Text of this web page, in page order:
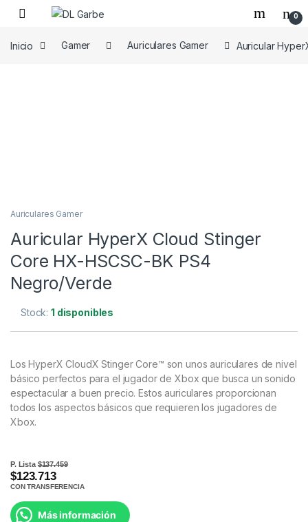
0
Inicio Gamer Auriculares Gamer Auricular
Auriculares Gamer
Auricular HyperX Cloud Stinger
Core HX-HSCSC-BK PS4
Negro/Verde
Stock:1 disponibles
Los HyperX CloudX Stinger Core™ son unos auriculares de nivel
básico perfectos para el jugador de Xbox que busca un sonido
espectacular a buen precio. Estos auriculares proporcionan
todos los aspectos básicos que requieren los jugadores de
Xbox.
P. Lista$137.459
$123.713
CON TRANSFERENCIA
Más información